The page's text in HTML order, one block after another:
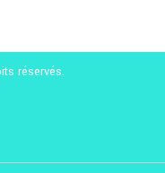
réservés.